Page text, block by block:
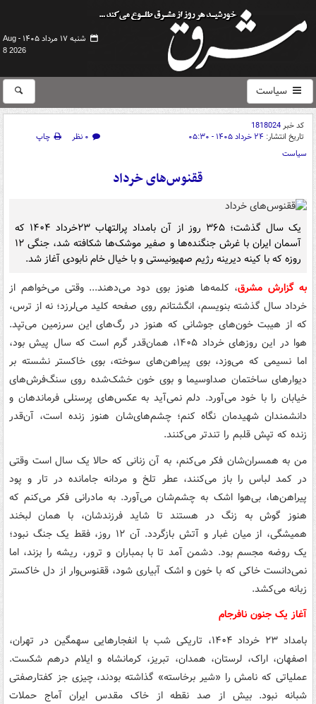
شنبه ۱۷ مرداد ۱۴۰۵ -
Aug
8 2026
سیاست
کد خبر1818024
تاریخ انتشار: ۲۴ خرداد ۱۴۰۵ - ۰۵:۳۰ ۰ نظر
چاپ
سیاست
ققنوس‌های خرداد
یک سال گذشت؛ ۳۶۵ روز از آن بامداد پرالتهاب ۲۳‌خرداد ۱۴۰۴ که
آسمان ایران با غرش جنگنده‌ها و صفیر موشک‌ها شکافته شد، جنگی ۱۲
روزه که با کینه دیرینه رژیم صهیونیستی و با خیال خام نابودی آغاز شد.
به گزارش مشرق، کلمه‌ها هنوز بوی دود می‌دهند... وقتی می‌خواهم از
خرداد سال گذشته بنویسم، انگشتانم روی صفحه کلید می‌لرزد؛ نه از ترس،
که از هیبت خون‌های جوشانی که هنوز در رگ‌های این سرزمین می‌تپد.
هوا در این روزهای خرداد ۱۴۰۵، همان‌قدر گرم است که سال پیش بود،
اما نسیمی که می‌وزد، بوی پیراهن‌های سوخته، بوی خاکستر نشسته بر
دیوارهای ساختمان صداوسیما و بوی خون خشک‌شده روی سنگ‌فرش‌های
خیابان را با خود می‌آورد. دلم نمی‌آید به عکس‌های پرسنلی فرماندهان و
دانشمندان شهیدمان نگاه کنم؛ چشم‌های‌شان هنوز زنده‌ است، آن‌قدر
زنده که تپش قلبم را تندتر می‌کنند.
من به همسران‌شان فکر می‌کنم، به آن زنانی که حالا یک سال است وقتی
در کمد لباس را باز می‌کنند، عطر تلخ و مردانه جامانده در تار و پود
پیراهن‌ها، بی‌هوا اشک به چشم‌شان می‌آورد. به مادرانی فکر می‌کنم که
هنوز گوش به زنگ در هستند تا شاید فرزندشان، با همان لبخند
همیشگی، از میان غبار و آتش بازگردد. آن ۱۲ روز، فقط یک جنگ نبود؛
یک روضه مجسم بود. دشمن آمد تا با بمباران و ترور، ریشه را بزند، اما
نمی‌دانست خاکی که با خون و اشک آبیاری شود، ققنوس‌وار از دل خاکستر
زبانه می‌کشد.
آغاز یک جنون نافرجام
بامداد ۲۳ خرداد ۱۴۰۴، تاریکی شب با انفجارهایی سهمگین در تهران،
اصفهان، اراک، لرستان، همدان، تبریز، کرمانشاه و ایلام درهم شکست.
عملیاتی که نامش را «شیر برخاسته» گذاشته بودند، چیزی جز کفتارصفتی
شبانه نبود. بیش از صد نقطه از خاک مقدس ایران آماج حملات